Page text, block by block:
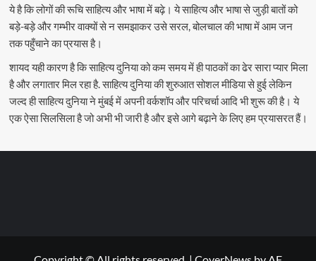
ये है कि लोगों की रूचि साहित्य और भाषा में बढ़े। ये साहित्य और भाषा से जुड़ी बातों को
बड़े-बड़े और गम्भीर वाक्यों से न समझाकर उसे सरल, बोलचाल की भाषा में आम जन
तक पहुँचाने का प्रयास है।
शायद यही कारण है कि साहित्य दुनिया को कम समय में ही पाठकों का ढेर सारा प्यार मिला
है और लगातार मिल रहा है. साहित्य दुनिया की शुरुआत सोशल मीडिया से हुई लेकिन
जल्द ही साहित्य दुनिया ने मुंबई में अपनी वर्कशॉप और परिचर्चा आदि भी शुरू की है। ये
एक ऐसा सिलसिला है जो अभी भी जारी है और इसे आगे बढ़ाने के लिए हम प्रयासरत हैं।